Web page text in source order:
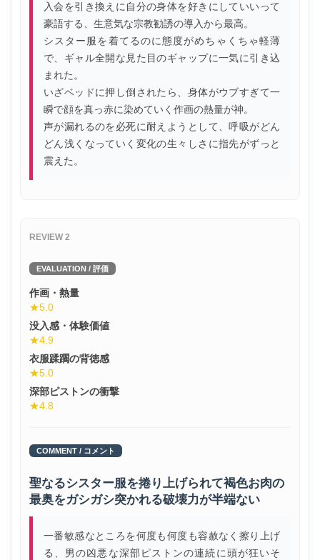
入会を引き換えに自分の身体を好きにしていいって
豪語する、生意気な宗教勧誘の導入から最高。
シスター服を着てるのに態度がめちゃくちゃ軽薄
で、ギャル全開な見た目のギャップに一気に引き込
まれた。
いざベッドに押し倒されたら、身体がウブすぎて一
瞬で顔を真っ赤に染めていく作画の熱量が神。
声が漏れるのを必死に耐えようとして、呼吸がどん
どん浅くなっていく変化の生々しさに指先がずっと
震えた。
REVIEW 2
EVALUATION / 評価
作画・熱量
★5.0
没入感・体験価値
★4.9
衣服蹂躙の背徳感
★5.0
深部ピストンの衝撃
★4.8
COMMENT / コメント
聖なるシスター服を捲り上げられて褐色お肉の
最奥をガシガシ突かれる破壊力が半端ない
一番敏感なところを何度も何度も容赦なく擦り上げ
る、男の凶悪な深部ピストンの連続に頭が狂いそ